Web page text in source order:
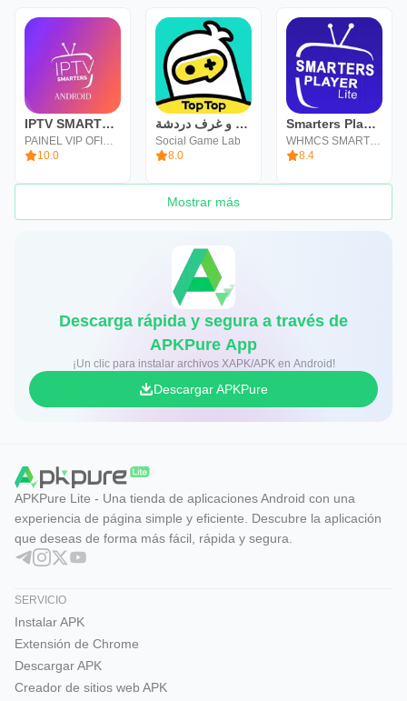
IPTV SMARTERS PLAYER ANDROID
PAINEL VIP OFICIAL
10.0
العاب و غرف دردشة :TopTop
Social Game Lab
8.0
Smarters Player Lite
WHMCS SMARTERS
8.4
Mostrar más
Descarga rápida y segura a través de
APKPure App
¡Un clic para instalar archivos XAPK/APK en Android!
Descargar APKPure
APKPure Lite - Una tienda de aplicaciones Android con una
experiencia de página simple y eficiente. Descubre la aplicación
que deseas de forma más fácil, rápida y segura.
SERVICIO
Instalar APK
Extensión de Chrome
Descargar APK
Creador de sitios web APK